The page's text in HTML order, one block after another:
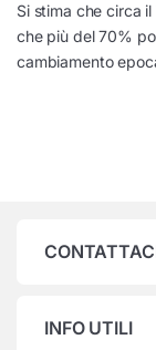
Si stima che circa
che più del 70%
cambiamento
INFO UTILI